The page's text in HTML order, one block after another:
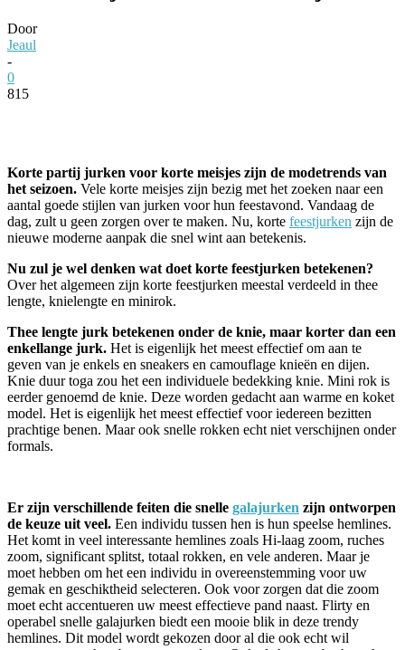
Door
Jeaul
-
0
815
Korte partij jurken voor korte meisjes zijn de modetrends van
het seizoen. Vele korte meisjes zijn bezig met het zoeken naar een
aantal goede stijlen van jurken voor hun feestavond. Vandaag de
dag, zult u geen zorgen over te maken. Nu, korte feestjurken zijn de
nieuwe moderne aanpak die snel wint aan betekenis.
Nu zul je wel denken wat doet korte feestjurken betekenen?
Over het algemeen zijn korte feestjurken meestal verdeeld in thee
lengte, knielengte en minirok.
Thee lengte jurk betekenen onder de knie, maar korter dan een
enkellange jurk. Het is eigenlijk het meest effectief om aan te
geven van je enkels en sneakers en camouflage knieën en dijen.
Knie duur toga zou het een individuele bedekking knie. Mini rok is
eerder genoemd de knie. Deze worden gedacht aan warme en koket
model. Het is eigenlijk het meest effectief voor iedereen bezitten
prachtige benen. Maar ook snelle rokken echt niet verschijnen onder
formals.
Er zijn verschillende feiten die snelle galajurken zijn ontworpen
de keuze uit veel. Een individu tussen hen is hun speelse hemlines.
Het komt in veel interessante hemlines zoals Hi-laag zoom, ruches
zoom, significant splitst, totaal rokken, en vele anderen. Maar je
moet hebben om het een individu in overeenstemming voor uw
gemak en geschiktheid selecteren. Ook voor zorgen dat die zoom
moet echt accentueren uw meest effectieve pand naast. Flirty en
operabel snelle galajurken biedt een mooie blik in deze trendy
hemlines. Dit model wordt gekozen door al die ook echt wil